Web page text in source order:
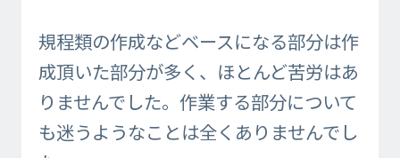
規程類の作成などベースになる部分は作
成頂いた部分が多く、ほとんど苦労はあ
りませんでした。作業する部分について
も迷うようなことは全くありませんでし